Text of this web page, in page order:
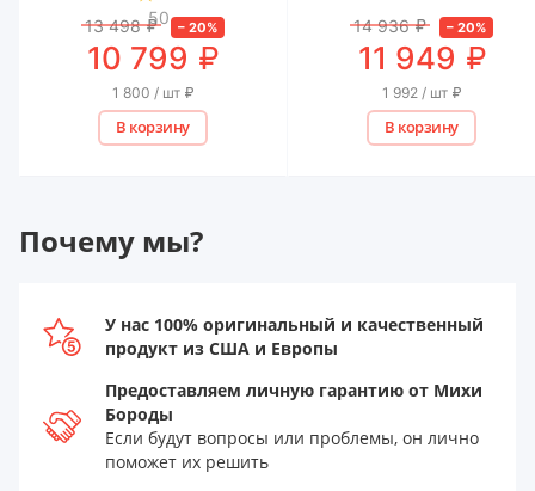
50
13 498 ₽ – 20%
10 799 ₽
1 800 / шт ₽
В корзину
14 936 ₽ – 20%
11 949 ₽
1 992 / шт ₽
В корзину
Почему мы?
У нас 100% оригинальный и качественный
продукт из США и Европы
Предоставляем личную гарантию от Михи
Бороды
Если будут вопросы или проблемы, он лично
поможет их решить